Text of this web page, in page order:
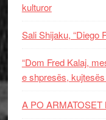
kulturor
Sali Shijaku, “Diego
“Dom Fred Kalaj,
e shpresës,
A PO ARMATOSET